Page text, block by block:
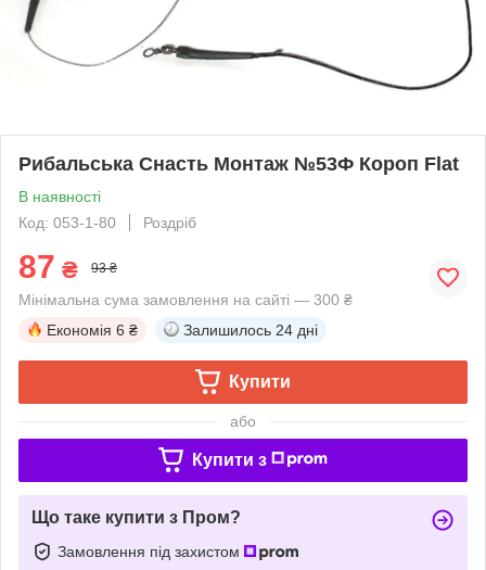
Рибальська Снасть Монтаж №53Ф Короп Flat
В наявності
Код: 053-1-80
Роздріб
87 ₴ 93 ₴
Мінімальна сума замовлення на сайті — 300 ₴
Економія 6 ₴ Залишилось 24 дні
Купити
або
Купити з
Що таке купити з Пром?
Замовлення під захистом